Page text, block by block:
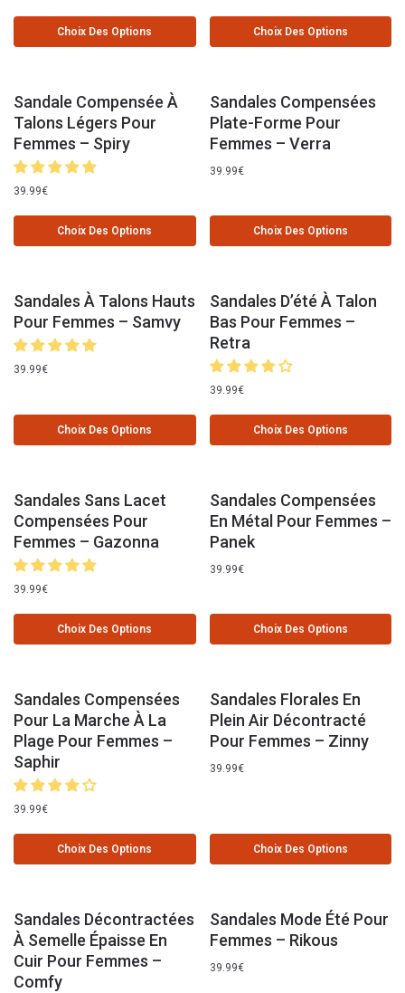
Choix Des Options Choix Des Options
Sandale Compensée À
Talons Légers Pour
Femmes – Spiry
39.99€
Choix Des Options
Sandales Compensées
Plate-Forme Pour
Femmes – Verra
39.99€
Choix Des Options
Sandales À Talons Hauts
Pour Femmes – Samvy
39.99€
Choix Des Options
Sandales D’été À Talon
Bas Pour Femmes –
Retra
39.99€
Choix Des Options
Sandales Sans Lacet
Compensées Pour
Femmes – Gazonna
39.99€
Choix Des Options
Sandales Compensées
En Métal Pour Femmes –
Panek
39.99€
Choix Des Options
Sandales Compensées
Pour La Marche À La
Plage Pour Femmes –
Saphir
39.99€
Choix Des Options
Sandales Florales En
Plein Air Décontracté
Pour Femmes – Zinny
39.99€
Choix Des Options
Sandales Décontractées
À Semelle Épaisse En
Cuir Pour Femmes –
Comfy
Sandales Mode Été Pour
Femmes – Rikous
39.99€